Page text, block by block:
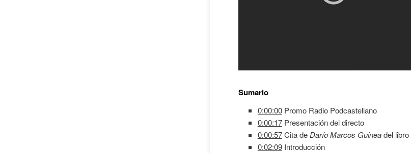
Sumario
0:00:00Promo Radio Podcastellano
0:00:17Presentación del directo
0:00:57Cita de Darío Marcos Guineadel libro
0:02:09Introducción